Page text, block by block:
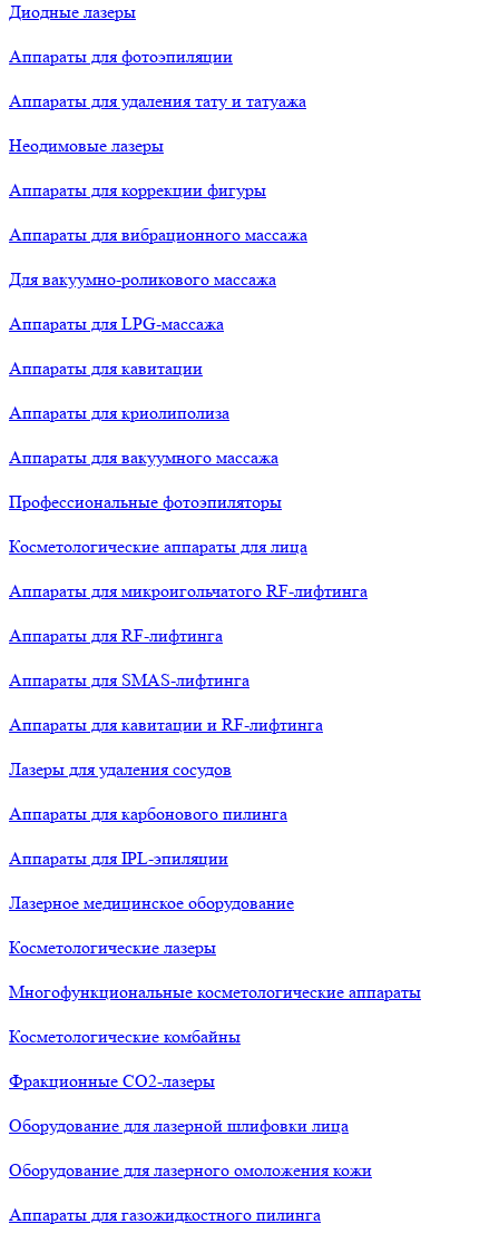
Диодные лазеры
Аппараты для фотоэпиляции
Аппараты для удаления тату и татуажа
Неодимовые лазеры
Аппараты для коррекции фигуры
Аппараты для вибрационного массажа
Для вакуумно-роликового массажа
Аппараты для LPG-массажа
Аппараты для кавитации
Аппараты для криолиполиза
Аппараты для вакуумного массажа
Профессиональные фотоэпиляторы
Косметологические аппараты для лица
Аппараты для микроигольчатого RF-лифтинга
Аппараты для RF-лифтинга
Аппараты для SMAS-лифтинга
Аппараты для кавитации и RF-лифтинга
Лазеры для удаления сосудов
Аппараты для карбонового пилинга
Аппараты для IPL-эпиляции
Лазерное медицинское оборудование
Косметологические лазеры
Многофункциональные косметологические аппараты
Косметологические комбайны
Фракционные СО2-лазеры
Оборудование для лазерной шлифовки лица
Оборудование для лазерного омоложения кожи
Аппараты для газожидкостного пилинга